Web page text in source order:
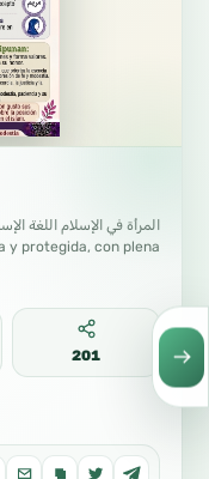
y protegida, con plena…
201